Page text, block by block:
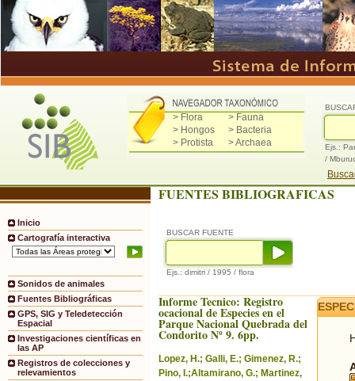
> Flora
> Fauna
> Hongos
> Bacteria
> Protista
> Archaea
Ejs.:
/
Inicio
Cartografía interactiva
Sonidos de animales
Fuentes Bibliográficas
GPS, SIG y Teledetección
Espacial
Investigaciones científicas en
las AP
Registros de colecciones y
relevamientos
FUENTES BIBLIOGRAFICAS
BUSCAR FUENTE
Ejs.: dimitri / 1995 / flora
Informe Tecnico: Registro
ocacional de Especies en el
Parque Nacional Quebrada del
Condorito Nº 9. 6pp.
Lopez, H.; Galli, E.; Gimenez, R.;
Pino, I.;Altamirano, G.; Martinez,